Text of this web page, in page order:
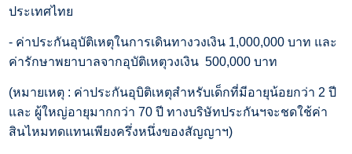
ประเทศไทย
- ค่าประกันอุบัติเหตุในการเดินทางวงเงิน 1,000,000 บาท และ
ค่ารักษาพยาบาลจากอุบัติเหตุวงเงิน 500,000 บาท
(หมายเหตุ : ค่าประกันอุบิติเหตุสำหรับเด็กที่มีอายุน้อยกว่า 2 ปี
และ ผู้ใหญ่อายุมากกว่า 70 ปี ทางบริษัทประกันฯจะชดใช้ค่า
สินไหมทดแทนเพียงครึ่งหนึ่งของสัญญาฯ)